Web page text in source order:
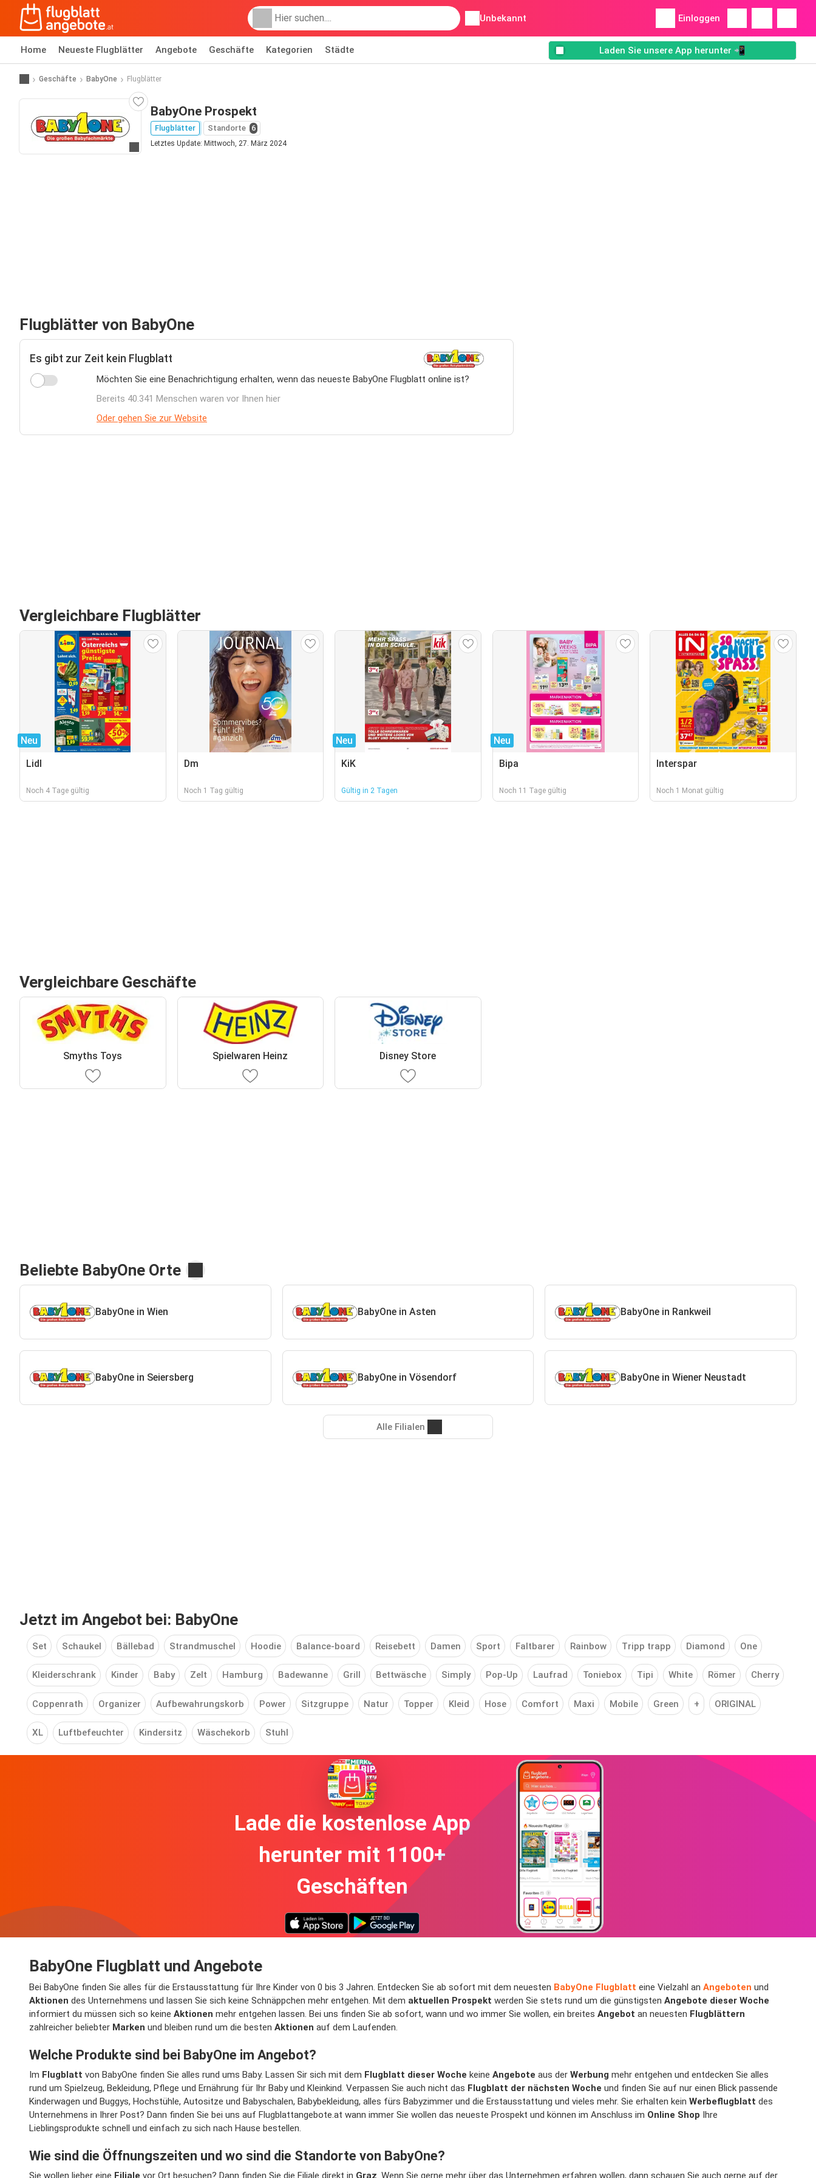
Unbekannt Einloggen
Home Neueste Flugblätter Angebote Geschäfte Kategorien Städte Laden Sie unsere App herunter 📲
Geschäfte BabyOne Flugblätter
Zur Website
BabyOne Prospekt
Flugblätter Standorte 6
Letztes Update: Mittwoch, 27. März 2024
Flugblätter von BabyOne
Es gibt zur Zeit kein Flugblatt
Möchten Sie eine Benachrichtigung erhalten, wenn das neueste BabyOne Flugblatt online ist?
Bereits 40.341 Menschen waren vor Ihnen hier
Oder gehen Sie zur Website
Vergleichbare Flugblätter
Neu
Lidl
Noch 4 Tage gültig
Dm
Noch 1 Tag gültig
Neu
KiK
Gültig in 2 Tagen
Neu
Bipa
Noch 11 Tage gültig
Interspar
Noch 1 Monat gültig
Vergleichbare Geschäfte
Smyths Toys Spielwaren Heinz Disney Store
Beliebte BabyOne Orte
BabyOne in Wien BabyOne in Asten BabyOne in Rankweil
BabyOne in Seiersberg BabyOne in Vösendorf BabyOne in Wiener Neustadt
Alle Filialen
Jetzt im Angebot bei: BabyOne
Set Schaukel Bällebad Strandmuschel Hoodie Balance-board Reisebett Damen Sport Faltbarer Rainbow Tripp trapp Diamond One
Kleiderschrank Kinder Baby Zelt Hamburg Badewanne Grill Bettwäsche Simply Pop-Up Laufrad Toniebox Tipi White Römer Cherry
Coppenrath Organizer Aufbewahrungskorb Power Sitzgruppe Natur Topper Kleid Hose Comfort Maxi Mobile Green + ORIGINAL
XL Luftbefeuchter Kindersitz Wäschekorb Stuhl
Lade die kostenlose App
herunter mit 1100+
Geschäften
BabyOne Flugblatt und Angebote
Bei BabyOne finden Sie alles für die Erstausstattung für Ihre Kinder von 0 bis 3 Jahren. Entdecken Sie ab sofort mit dem neuesten BabyOne Flugblatt eine Vielzahl an Angeboten und
Aktionen des Unternehmens und lassen Sie sich keine Schnäppchen mehr entgehen. Mit dem aktuellen Prospekt werden Sie stets rund um die günstigsten Angebote dieser Woche
informiert du müssen sich so keine Aktionen mehr entgehen lassen. Bei uns finden Sie ab sofort, wann und wo immer Sie wollen, ein breites Angebot an neuesten Flugblättern
zahlreicher beliebter Marken und bleiben rund um die besten Aktionen auf dem Laufenden.
Welche Produkte sind bei BabyOne im Angebot?
Im Flugblatt von BabyOne finden Sie alles rund ums Baby. Lassen Sir sich mit dem Flugblatt dieser Woche keine Angebote aus der Werbung mehr entgehen und entdecken Sie alles
rund um Spielzeug, Bekleidung, Pflege und Ernährung für Ihr Baby und Kleinkind. Verpassen Sie auch nicht das Flugblatt der nächsten Woche und finden Sie auf nur einen Blick passende
Kinderwagen und Buggys, Hochstühle, Autositze und Babyschalen, Babybekleidung, alles fürs Babyzimmer und die Erstausstattung und vieles mehr. Sie erhalten kein Werbeflugblatt des
Unternehmens in Ihrer Post? Dann finden Sie bei uns auf Flugblattangebote.at wann immer Sie wollen das neueste Prospekt und können im Anschluss im Online Shop Ihre
Lieblingsprodukte schnell und einfach zu sich nach Hause bestellen.
Wie sind die Öffnungszeiten und wo sind die Standorte von BabyOne?
Sie wollen lieber eine Filiale vor Ort besuchen? Dann finden Sie die Filiale direkt in Graz . Wenn Sie gerne mehr über das Unternehmen erfahren wollen, dann schauen Sie auch gerne auf der